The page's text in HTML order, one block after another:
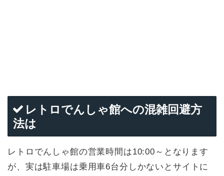
レトロでんしゃ館への混雑回避方
法は
レトロでんしゃ館の営業時間は10:00～となります
が、実は駐車場は乗用車6台分しかないとサイトに